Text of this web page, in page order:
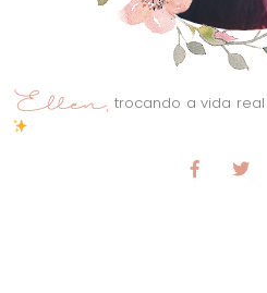
trocando a vida